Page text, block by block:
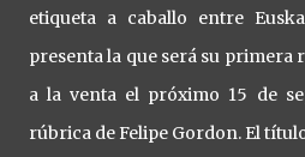
etiqueta a caballo entre
presenta la que será su primera
a la venta el próximo 15 de
rúbrica de Felipe Gordon. El